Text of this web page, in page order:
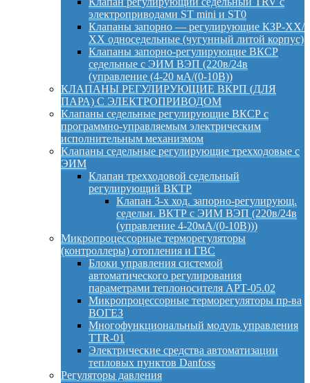
электроприводами ST mini и ST0
Клапаны запорно — регулирующие КЗР-ХХ/
ХХ односедельные (чугунный литой корпус)
Клапаны запорно-регулирующие ВКСР
седельные с ЭИМ ВЭП (220в/24в
(управление (4-20 мА/(0-10В))
КЛАПАНЫ РЕГУЛИРУЮЩИЕ ВКРП (ДЛЯ
ПАРА) С ЭЛЕКТРОПРИВОДОМ
Клапаны седельные регулирующие ВКСР с
программно-управляемым электрическим
исполнительным механизмом
Клапаны седельные регулирующие трехходовые с
ЭИМ
Клапан трехходовой седельный
регулирующий ВКТР
Клапан 3-х ход. запорно-регулирующ.
седельн. ВКТР с ЭИМ ВЭП (220в/24в
(управление 4-20мА/(0-10В)))
Микропроцессорные терморегуляторы
(контроллеры) отопления и ГВС
Блоки управления системой
автоматического регулирования
параметрами теплоносителя АРТ-05.02
Микропроцессорные терморегуляторы пр-ва
ВОГЕЗ
Многофункциональный модуль управления
TTR-01
Электрические средства автоматизации
тепловых пунктов Danfoss
Регуляторы давления